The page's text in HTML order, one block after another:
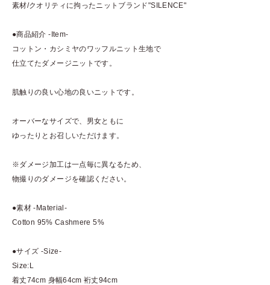
素材/クオリティに拘ったニットブランド"SILENCE"
●商品紹介 -Item-
コットン・カシミヤのワッフルニット生地で
仕立てたダメージニットです。
肌触りの良い心地の良いニットです。
オーバーなサイズで、男女ともに
ゆったりとお召しいただけます。
※ダメージ加工は一点毎に異なるため、
物撮りのダメージを確認ください。
●素材 -Material-
Cotton 95% Cashmere 5%
●サイズ -Size-
Size:L
着丈74cm 身幅64cm 裄丈94cm